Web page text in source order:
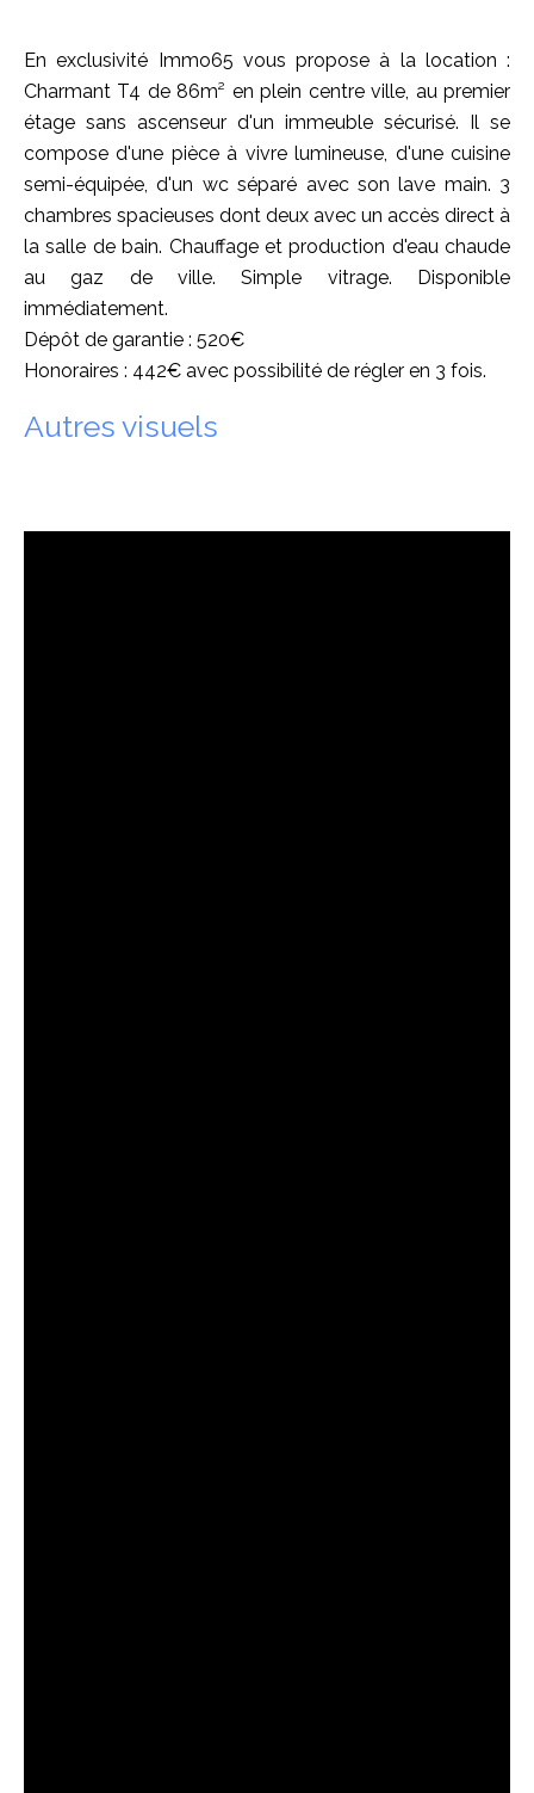
En exclusivité Immo65 vous propose à la location :
Charmant T4 de 86m² en plein centre ville, au premier
étage sans ascenseur d'un immeuble sécurisé. Il se
compose d'une pièce à vivre lumineuse, d'une cuisine
semi-équipée, d'un wc séparé avec son lave main. 3
chambres spacieuses dont deux avec un accès direct à
la salle de bain. Chauffage et production d'eau chaude
au gaz de ville. Simple vitrage. Disponible
immédiatement.
Dépôt de garantie : 520€
Honoraires : 442€ avec possibilité de régler en 3 fois.
Autres visuels